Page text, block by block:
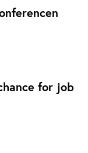
for job